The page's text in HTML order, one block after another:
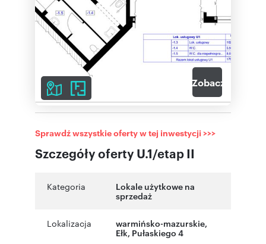
Zobacz galerię
Szczegóły oferty U.1/etap II
Sprawdź wszystkie oferty w tej inwestycji >>>
Kategoria
Lokale użytkowe na
sprzedaż
Lokalizacja warmińsko-mazurskie,
Ełk, Pułaskiego 4